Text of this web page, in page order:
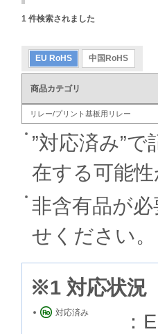
1 件検索されました
EU RoHS 中国RoHS
商品カテゴリ
リレー/プリント基板用リレー
”対応済み”
在する可能性
非含有品が
せください。
※1 対応状況
対応済み
：